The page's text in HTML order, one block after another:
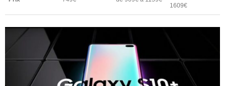
1609€